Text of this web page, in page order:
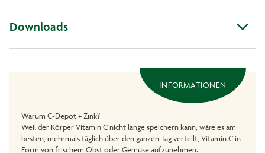
Downloads
INFORMATIONEN
Warum C-Depot + Zink?
Weil der Körper Vitamin C nicht lange speichern kann, wäre es am
besten, mehrmals täglich über den ganzen Tag verteilt, Vitamin C in
Form von frischem Obst oder Gemüse aufzunehmen.